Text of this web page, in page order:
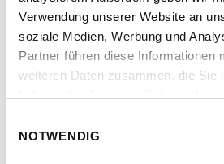
Verwendung unserer Website an
soziale Medien, Werbung und
Partner führen diese Informationen
weiteren Daten zusammen, die Sie
NOTWENDIG
KÖNNEN TÜREN